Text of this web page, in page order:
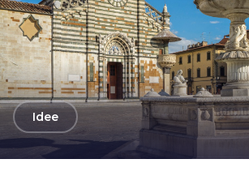
arrow_backIdee